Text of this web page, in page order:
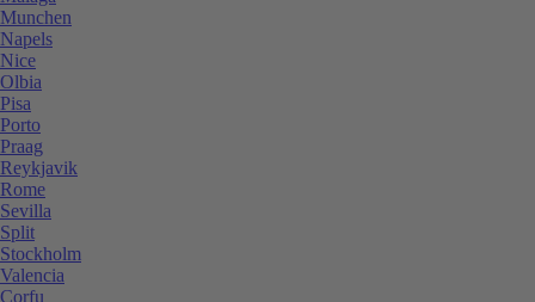
Munchen
Napels
Nice
Olbia
Pisa
Porto
Praag
Reykjavik
Rome
Sevilla
Split
Stockholm
Valencia
Corfu